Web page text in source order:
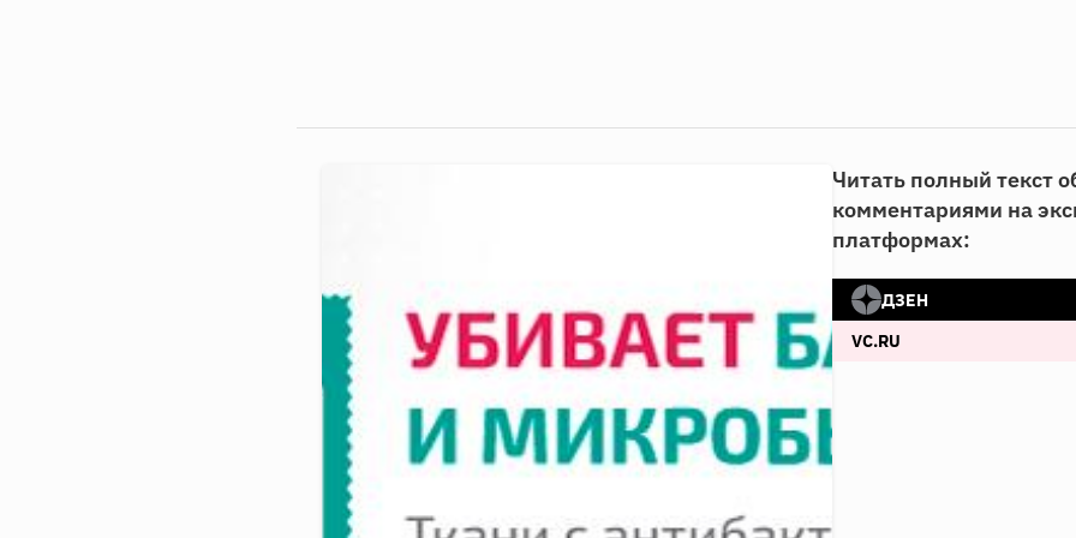
Читать полный текст
комментариями на
платформах:
ДЗЕН
VC.RU